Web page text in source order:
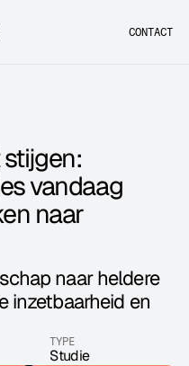
CONTACT
vandaag
naar
naar heldere
inzetbaarheid en
TYPE
Studie